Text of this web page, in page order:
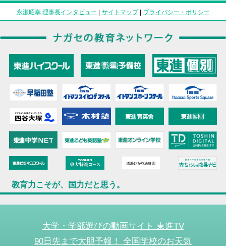
永瀬昭幸 理事長インタビュー | サイトマップ| プライバシー・ポリシー
教育力こそが、国力だと思う。
大学・学部選びの動画サイト 東進TV
90日先まで大胆予報！ 全国学校のお天気